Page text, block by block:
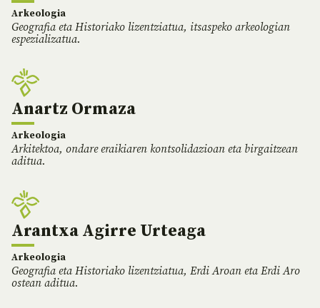
Arkeologia
Geografia eta Historiako lizentziatua, itsaspeko arkeologian
espezializatua.
Anartz Ormaza
Arkeologia
Arkitektoa, ondare eraikiaren kontsolidazioan eta birgaitzean
aditua.
Arantxa Agirre Urteaga
Arkeologia
Geografia eta Historiako lizentziatua, Erdi Aroan eta Erdi Aro
ostean aditua.